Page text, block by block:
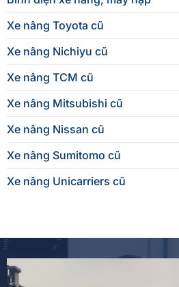
Xe nâng Toyota cũ
Xe nâng Nichiyu cũ
Xe nâng TCM cũ
Xe nâng Mitsubishi cũ
Xe nâng Nissan cũ
Xe nâng Sumitomo cũ
Xe nâng Unicarriers cũ